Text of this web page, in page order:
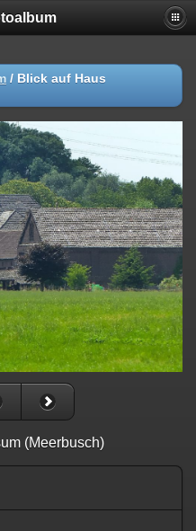
/ Blick auf Haus
(Meerbusch)